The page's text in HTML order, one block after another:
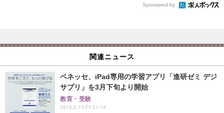
Sponsored by
関連ニュース
ベネッセ、iPad専用の学習アプリ「進研ゼミ デジ
サプリ」を3月下旬より開始
教育・受験
2015.2.13 Fri 21:14